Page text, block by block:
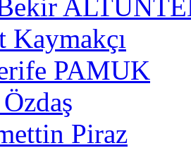
Kaymakçı
PAMUK
Piraz